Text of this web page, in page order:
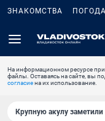
ЗНАКОМСТВА ПОГОДА
На информационном ресурсе
файлы. Оставаясь на сайте, вы
согласиена их использование.
Крупную акулу заметили